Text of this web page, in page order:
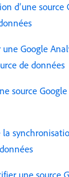
d’une source
une Google
de données
source
la
une source